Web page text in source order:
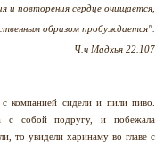
и повторения сердце очищается,
образом пробуждается".
Ч.ч Мадхья 22.107
сидели и пили пиво.
с собой подругу, и побежала
то увидели харинаму во главе с